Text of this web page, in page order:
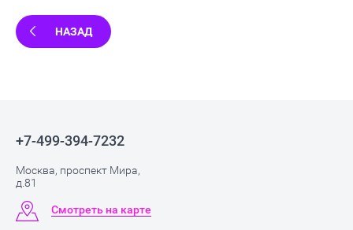
НАЗАД
+7-499-394-7232
Москва, проспект Мира,
д.81
Смотреть на карте